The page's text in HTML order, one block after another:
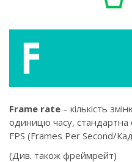
Frame rate – кількість
одиницю часу,
FPS (Frames Per Second/
(Див. також фреймрейт)